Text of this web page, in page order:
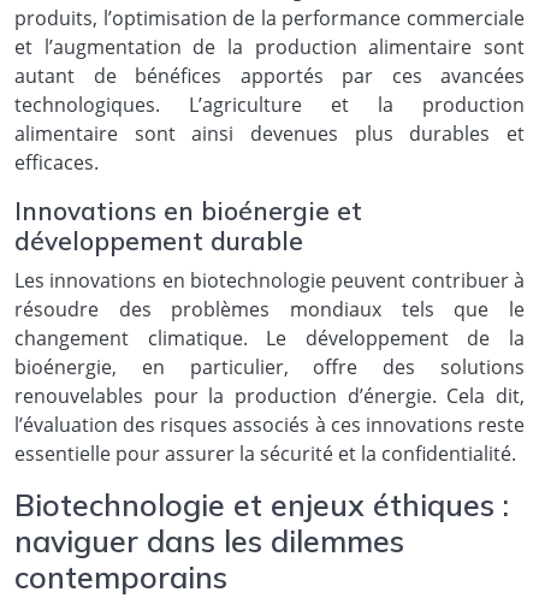
produits, l’optimisation de la performance commerciale
et l’augmentation de la production alimentaire sont
autant de bénéfices apportés par ces avancées
technologiques. L’agriculture et la production
alimentaire sont ainsi devenues plus durables et
efficaces.
Innovations en bioénergie et
développement durable
Les innovations en biotechnologie peuvent contribuer à
résoudre des problèmes mondiaux tels que le
changement climatique. Le développement de la
bioénergie, en particulier, offre des solutions
renouvelables pour la production d’énergie. Cela dit,
l’évaluation des risques associés à ces innovations reste
essentielle pour assurer la sécurité et la confidentialité.
Biotechnologie et enjeux éthiques :
naviguer dans les dilemmes
contemporains